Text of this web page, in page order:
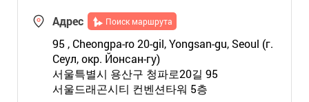
Адрес Поиск маршрута
95 , Cheongpa-ro 20-gil, Yongsan-gu, Seoul (г.
Сеул, окр. Йонсан-гу)
서울특별시 용산구 청파로20길 95
서울드래곤시티 컨벤션타워 5층